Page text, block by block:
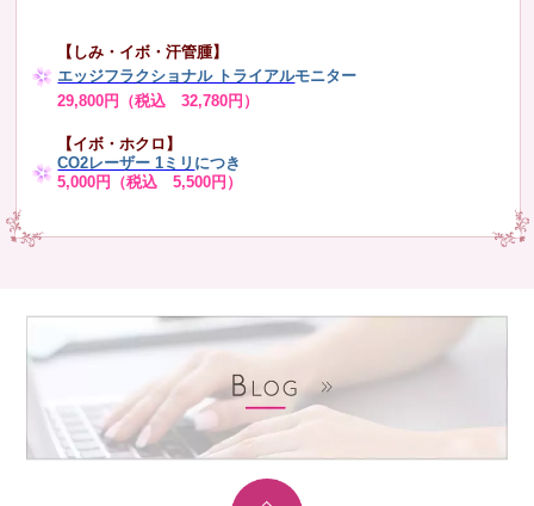
【しみ・イボ・汗管腫】
エッジフラクショナル トライアルモニター
29,800円（税込 32,780円）
【イボ・ホクロ】
CO2レーザー 1ミリ につき
5,000円（税込 5,500円）